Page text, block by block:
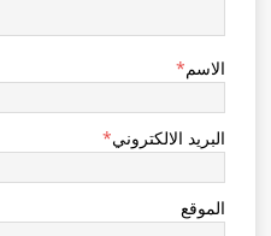
الاسم*
البريد الالكتروني*
الموقع